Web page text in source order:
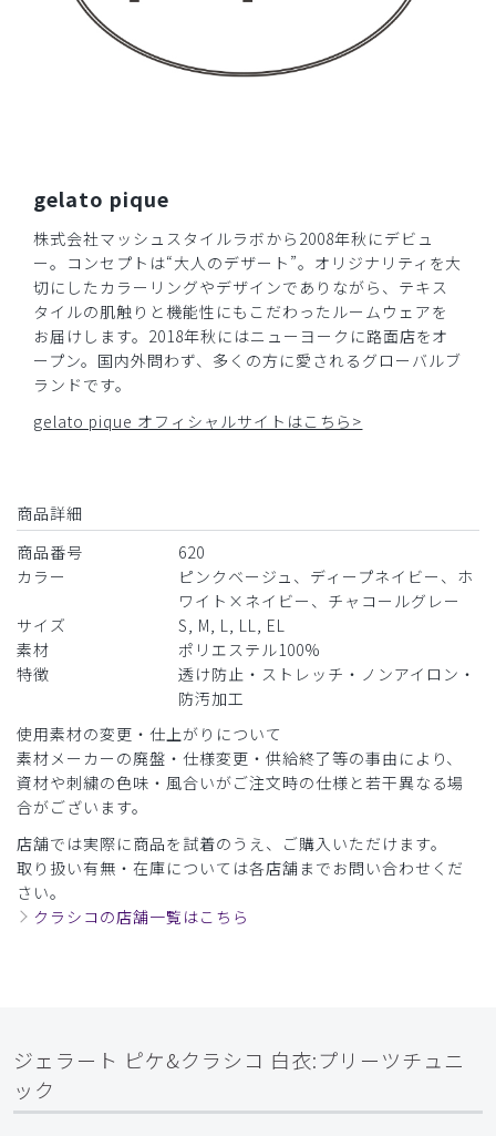
とても薄い
とても気に入り、前回同様に今回もネイビーとともに２着購
入しました。色、デザイン、丈もすべてかわいく、、生地も
しかし、以下、２点気になりました。
１．今回、購入した理由は、１年前に購入し、週に２～３
回/１年とネイビーとを交互に着用していたところ、前身ご
ろに毛玉が着きはじめ徐々に目立つようになり、新しく購入
することにしました。これまでにも他のユニフォームを着用
してきましたが、初めての症状に驚きました。
２．新しく購入し、うれしかったのですが、折れじわがくっ
きりしており、お洗濯しても消えず、アイロンをかけるとテ
カテカしそうだなと思いながらアイロンをかけたところ、し
した。折れしわが強く残念でした。
ュニック/チャコールグレー/L
2026-04-09
年齢:40代 身長:151-155cm 体重:46-50kg
サイズ感小さめ
大きめ
ストレッチ感よく伸びる
美スタイル
身体のラインをとてもスッキリ見せてくれます。身長150台
の普通体型にMややゆとりありました。着心地の良さですの
gelato pique
株式会社マッシュスタイルラボから2008年秋にデビュ
ー。コンセプトは“大人のデザート”。オリジナリティを大
切にしたカラーリングやデザインでありながら、テキス
タイルの肌触りと機能性にもこだわったルームウェアを
お届けします。2018年秋にはニューヨークに路面店をオ
ープン。国内外問わず、多くの方に愛されるグローバルブ
ランドです。
gelato pique オフィシャルサイトはこちら>
商品詳細
商品番号
620
カラー
ピンクベージュ、ディープネイビー、ホ
ワイト×ネイビー、チャコールグレー
サイズ
S, M, L, LL, EL
素材
ポリエステル100%
特徴
透け防止・ストレッチ・ノンアイロン・
防汚加工
使用素材の変更・仕上がりについて
素材メーカーの廃盤・仕様変更・供給終了等の事由により、
資材や刺繍の色味・風合いがご注文時の仕様と若干異なる場
合がございます。
店舗では実際に商品を試着のうえ、ご購入いただけます。
取り扱い有無・在庫については各店舗までお問い合わせくだ
さい。
クラシコの店舗一覧はこちら
ジェラート ピケ&クラシコ 白衣:プリーツチュニ
ック